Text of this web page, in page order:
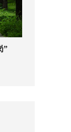
”